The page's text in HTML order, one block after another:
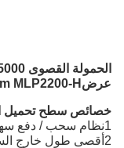
عرض2200mm MLP2200-H
خصائص سطح تحميل
1نظام سحب / دفع سهل
2أقصى طول خارج السفينة: 5.3m